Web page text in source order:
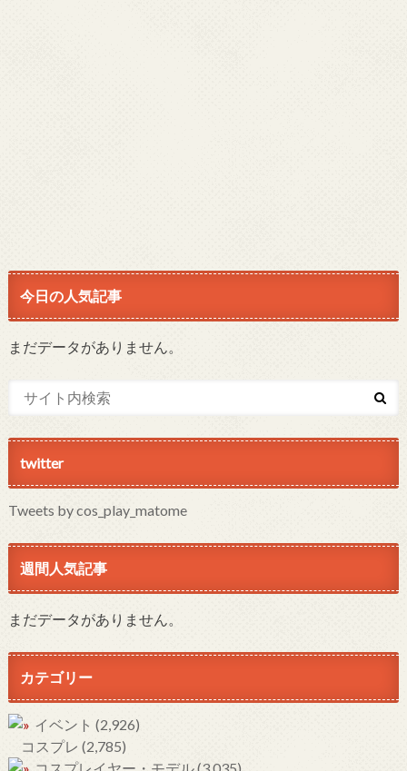
今日の人気記事
まだデータがありません。
twitter
Tweets by cos_play_matome
週間人気記事
まだデータがありません。
カテゴリー
イベント (2,926)
コスプレ (2,785)